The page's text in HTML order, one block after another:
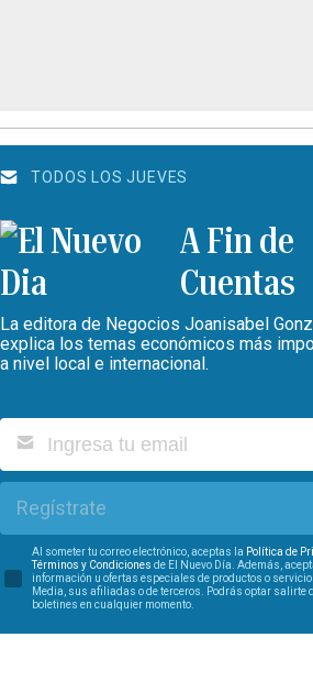
TODOS LOS JUEVES
A Fin de
Cuentas
La editora de Negocios Joanisabel
explica los temas económicos más
a nivel local e internacional.
Regístrate
Al someter tu correo electrónico, aceptas la Política de
Términos y Condiciones de El Nuevo Día. Además,
información u ofertas especiales de productos o
Media, sus afiliadas o de terceros. Podrás optar salirte
boletines en cualquier momento.